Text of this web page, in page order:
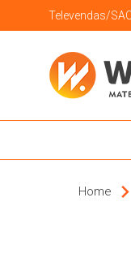
Televendas/
Home